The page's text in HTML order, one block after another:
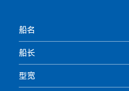
船名
船长
型宽